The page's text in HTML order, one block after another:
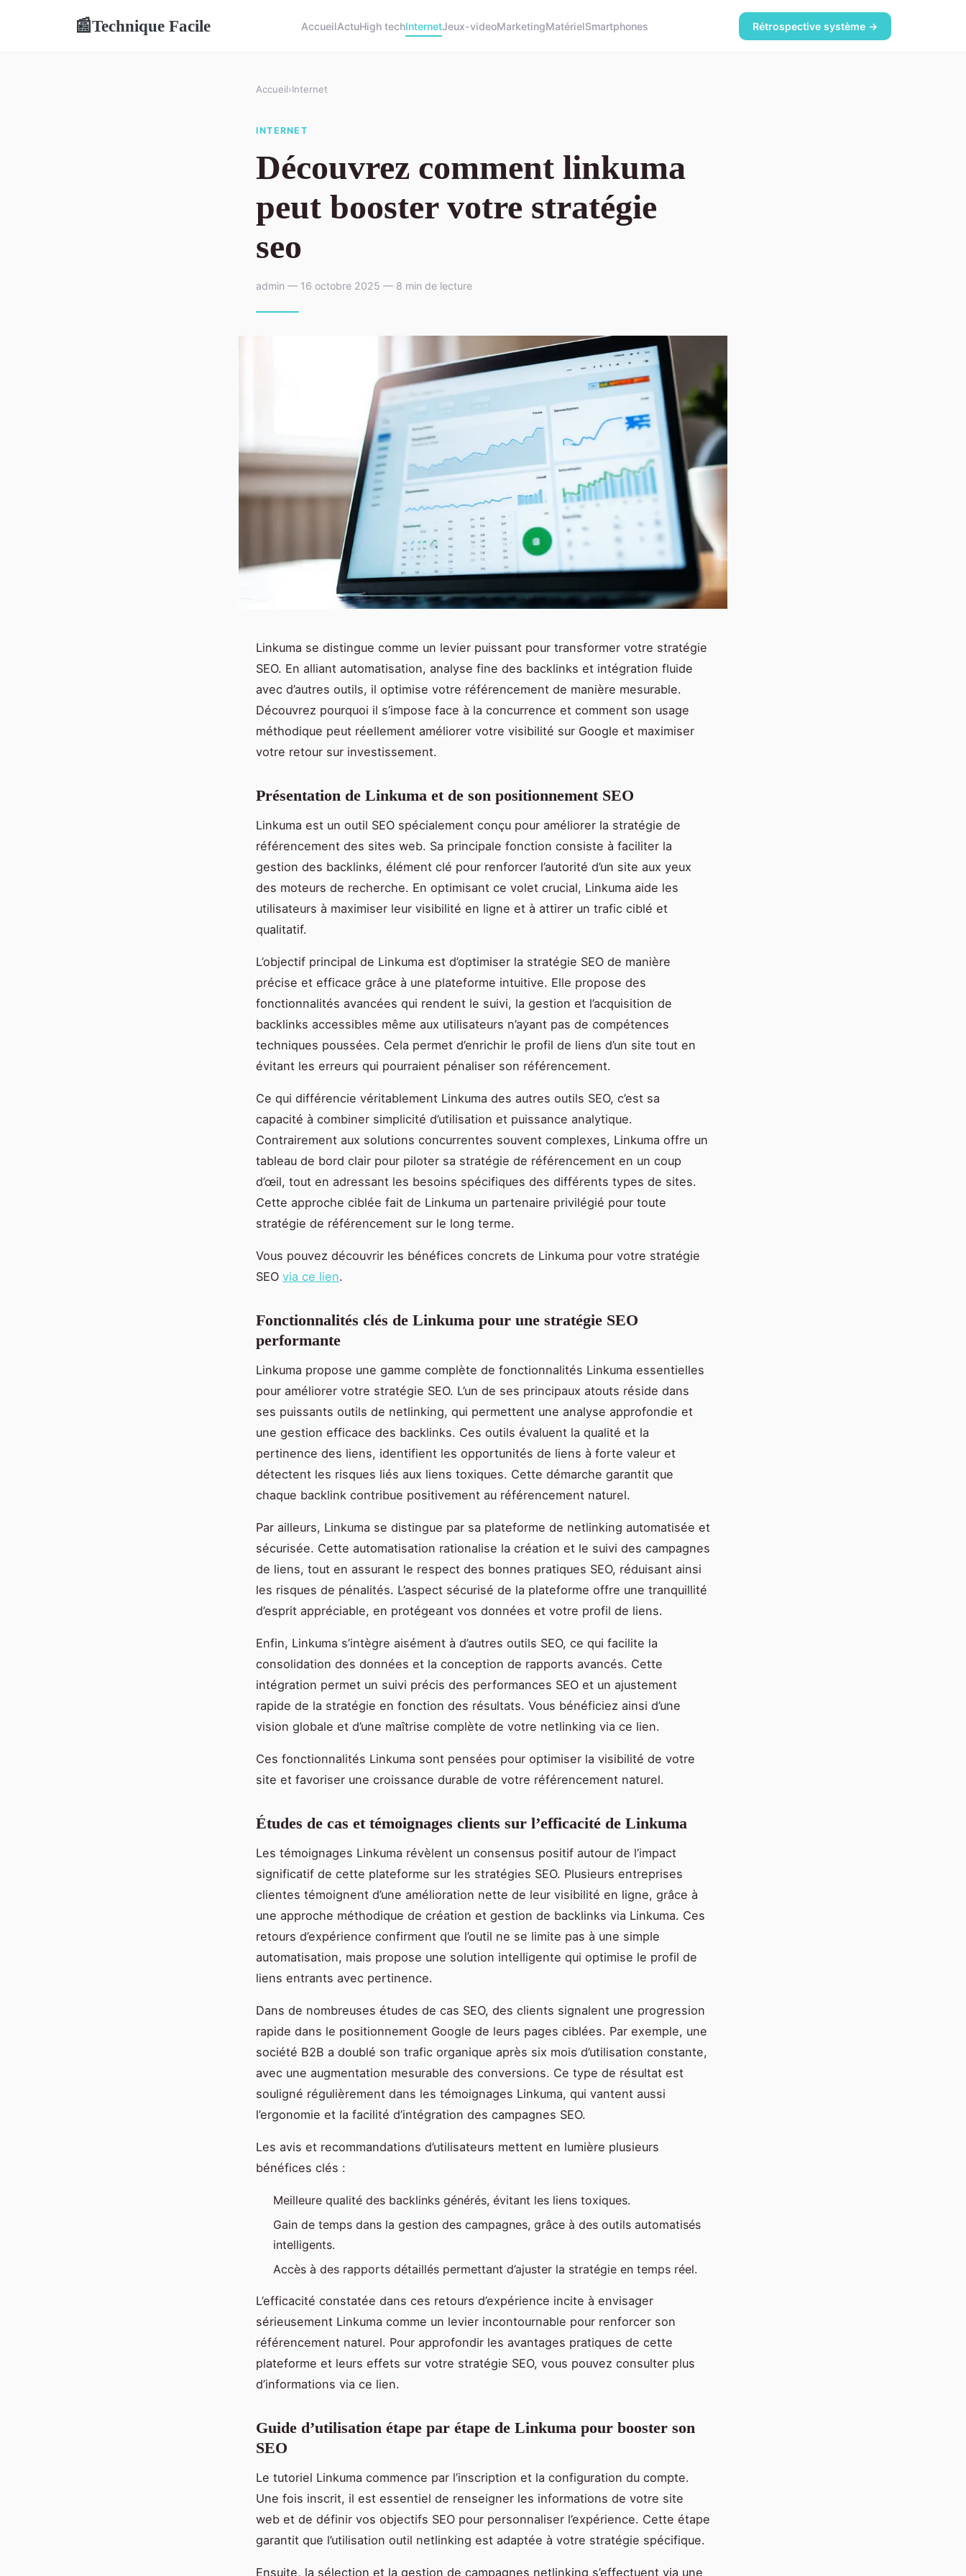
📰Technique Facile AccueilActuHigh techInternetJeux-videoMarketingMatérielSmartphones Rétrospective système →
Accueil›Internet
INTERNET
Découvrez comment linkuma
peut booster votre stratégie
seo
admin — 16 octobre 2025 — 8 min de lecture
Linkuma se distingue comme un levier puissant pour transformer votre stratégie
SEO. En alliant automatisation, analyse fine des backlinks et intégration fluide
avec d’autres outils, il optimise votre référencement de manière mesurable.
Découvrez pourquoi il s’impose face à la concurrence et comment son usage
méthodique peut réellement améliorer votre visibilité sur Google et maximiser
votre retour sur investissement.
Présentation de Linkuma et de son positionnement SEO
Linkuma est un outil SEO spécialement conçu pour améliorer la stratégie de
référencement des sites web. Sa principale fonction consiste à faciliter la
gestion des backlinks, élément clé pour renforcer l’autorité d’un site aux yeux
des moteurs de recherche. En optimisant ce volet crucial, Linkuma aide les
utilisateurs à maximiser leur visibilité en ligne et à attirer un trafic ciblé et
qualitatif.
L’objectif principal de Linkuma est d’optimiser la stratégie SEO de manière
précise et efficace grâce à une plateforme intuitive. Elle propose des
fonctionnalités avancées qui rendent le suivi, la gestion et l’acquisition de
backlinks accessibles même aux utilisateurs n’ayant pas de compétences
techniques poussées. Cela permet d’enrichir le profil de liens d’un site tout en
évitant les erreurs qui pourraient pénaliser son référencement.
Ce qui différencie véritablement Linkuma des autres outils SEO, c’est sa
capacité à combiner simplicité d’utilisation et puissance analytique.
Contrairement aux solutions concurrentes souvent complexes, Linkuma offre un
tableau de bord clair pour piloter sa stratégie de référencement en un coup
d’œil, tout en adressant les besoins spécifiques des différents types de sites.
Cette approche ciblée fait de Linkuma un partenaire privilégié pour toute
stratégie de référencement sur le long terme.
Vous pouvez découvrir les bénéfices concrets de Linkuma pour votre stratégie
SEO via ce lien.
Fonctionnalités clés de Linkuma pour une stratégie SEO
performante
Linkuma propose une gamme complète de fonctionnalités Linkuma essentielles
pour améliorer votre stratégie SEO. L’un de ses principaux atouts réside dans
ses puissants outils de netlinking, qui permettent une analyse approfondie et
une gestion efficace des backlinks. Ces outils évaluent la qualité et la
pertinence des liens, identifient les opportunités de liens à forte valeur et
détectent les risques liés aux liens toxiques. Cette démarche garantit que
chaque backlink contribue positivement au référencement naturel.
Par ailleurs, Linkuma se distingue par sa plateforme de netlinking automatisée et
sécurisée. Cette automatisation rationalise la création et le suivi des campagnes
de liens, tout en assurant le respect des bonnes pratiques SEO, réduisant ainsi
les risques de pénalités. L’aspect sécurisé de la plateforme offre une tranquillité
d’esprit appréciable, en protégeant vos données et votre profil de liens.
Enfin, Linkuma s’intègre aisément à d’autres outils SEO, ce qui facilite la
consolidation des données et la conception de rapports avancés. Cette
intégration permet un suivi précis des performances SEO et un ajustement
rapide de la stratégie en fonction des résultats. Vous bénéficiez ainsi d’une
vision globale et d’une maîtrise complète de votre netlinking via ce lien.
Ces fonctionnalités Linkuma sont pensées pour optimiser la visibilité de votre
site et favoriser une croissance durable de votre référencement naturel.
Études de cas et témoignages clients sur l’efficacité de Linkuma
Les témoignages Linkuma révèlent un consensus positif autour de l’impact
significatif de cette plateforme sur les stratégies SEO. Plusieurs entreprises
clientes témoignent d’une amélioration nette de leur visibilité en ligne, grâce à
une approche méthodique de création et gestion de backlinks via Linkuma. Ces
retours d’expérience confirment que l’outil ne se limite pas à une simple
automatisation, mais propose une solution intelligente qui optimise le profil de
liens entrants avec pertinence.
Dans de nombreuses études de cas SEO, des clients signalent une progression
rapide dans le positionnement Google de leurs pages ciblées. Par exemple, une
société B2B a doublé son trafic organique après six mois d’utilisation constante,
avec une augmentation mesurable des conversions. Ce type de résultat est
souligné régulièrement dans les témoignages Linkuma, qui vantent aussi
l’ergonomie et la facilité d’intégration des campagnes SEO.
Les avis et recommandations d’utilisateurs mettent en lumière plusieurs
bénéfices clés :
Meilleure qualité des backlinks générés, évitant les liens toxiques.
Gain de temps dans la gestion des campagnes, grâce à des outils automatisés
intelligents.
Accès à des rapports détaillés permettant d’ajuster la stratégie en temps réel.
L’efficacité constatée dans ces retours d’expérience incite à envisager
sérieusement Linkuma comme un levier incontournable pour renforcer son
référencement naturel. Pour approfondir les avantages pratiques de cette
plateforme et leurs effets sur votre stratégie SEO, vous pouvez consulter plus
d’informations via ce lien.
Guide d’utilisation étape par étape de Linkuma pour booster son
SEO
Le tutoriel Linkuma commence par l’inscription et la configuration du compte.
Une fois inscrit, il est essentiel de renseigner les informations de votre site
web et de définir vos objectifs SEO pour personnaliser l’expérience. Cette étape
garantit que l’utilisation outil netlinking est adaptée à votre stratégie spécifique.
Ensuite, la sélection et la gestion de campagnes netlinking s’effectuent via une